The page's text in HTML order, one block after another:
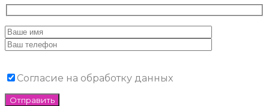
Согласие на обработку данных